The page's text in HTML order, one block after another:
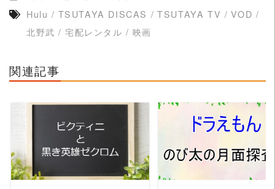
Hulu / TSUTAYA DISCAS / TSUTAYA TV / VOD /
北野武 / 宅配レンタル / 映画
関連記事
READ MORE